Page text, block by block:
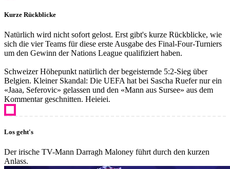
Kurze Rückblicke
Natürlich wird nicht sofort gelost. Erst gibt's kurze Rückblicke, wie
sich die vier Teams für diese erste Ausgabe des Final-Four-Turniers
um den Gewinn der Nations League qualifiziert haben.
Schweizer Höhepunkt natürlich der begeisternde 5:2-Sieg über
Belgien. Kleiner Skandal: Die UEFA hat bei Sascha Ruefer nur ein
«Jaaa, Seferovic» gelassen und den «Mann aus Sursee» aus dem
Kommentar geschnitten. Heieiei.
Los geht's
Der irische TV-Mann Darragh Maloney führt durch den kurzen
Anlass.